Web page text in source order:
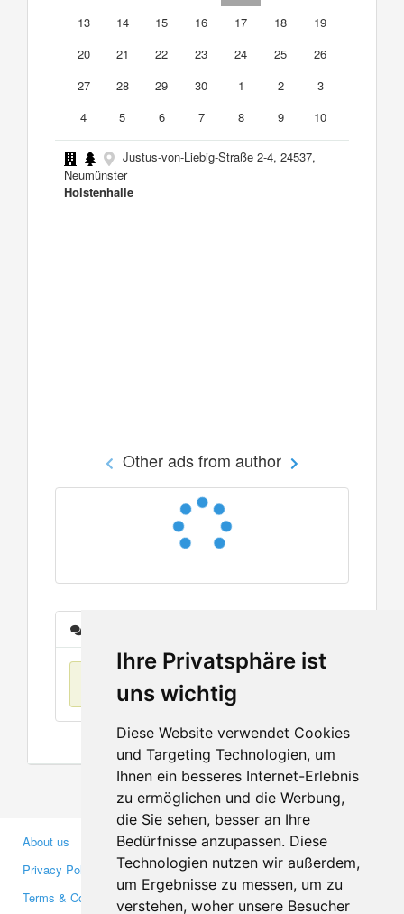
Ihre Privatsphäre ist
uns wichtig
Diese Website verwendet Cookies
und Targeting Technologien, um
Ihnen ein besseres Internet-Erlebnis
zu ermöglichen und die Werbung,
die Sie sehen, besser an Ihre
Bedürfnisse anzupassen. Diese
Technologien nutzen wir außerdem,
um Ergebnisse zu messen, um zu
verstehen, woher unsere Besucher
13
14 15 16 17 18
19
20
21 22 23 24 25
26
27
28 29 30 1 2
3
4
5 6 7 8 9 10
Justus-von-Liebig-Straße 2-4, 24537,
Neumünster
Holstenhalle
Other ads from author
No items found
About us
Privacy Policy
Terms & Conditions
Business Partners
Investors